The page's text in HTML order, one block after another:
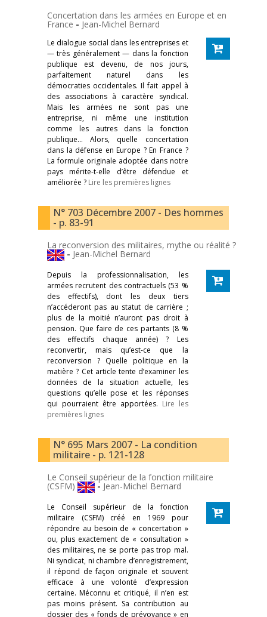
Concertation dans les armées en Europe et en
France - Jean-Michel Bernard
Le dialogue social dans les entreprises et
— très généralement — dans la fonction
publique est devenu, de nos jours,
parfaitement naturel dans les
démocraties occidentales. Il fait appel à
des associations à caractère syndical.
Mais les armées ne sont pas une
entreprise, ni même une institution
comme les autres dans la fonction
publique… Alors, quelle concertation
dans la défense en Europe ? En France ?
La formule originale adoptée dans notre
pays mérite-t-elle d’être défendue et
améliorée ? Lire les premières lignes
N° 703 Décembre 2007 - Des hommes
- p. 83-91
La reconversion des militaires, mythe ou réalité ?
- Jean-Michel Bernard
Depuis la professionnalisation, les
armées recrutent des contractuels (53 %
des effectifs), dont les deux tiers
n’accéderont pas au statut de carrière ;
plus de la moitié n’auront pas droit à
pension. Que faire de ces partants (8 %
des effectifs chaque année) ? Les
reconvertir, mais qu’est-ce que la
reconversion ? Quelle politique en la
matière ? Cet article tente d’examiner les
données de la situation actuelle, les
questions qu’elle pose et les réponses
qui pourraient être apportées. Lire les
premières lignes
N° 695 Mars 2007 - La condition
militaire - p. 121-128
Le Conseil supérieur de la fonction militaire
(CSFM)
- Jean-Michel Bernard
Le Conseil supérieur de la fonction
militaire (CSFM) créé en 1969 pour
répondre au besoin de « concertation »
ou, plus exactement de « consultation »
des militaires, ne se porte pas trop mal.
Ni syndicat, ni chambre d’enregistrement,
il répond de façon originale et souvent
efficace à une volonté d’expression
certaine. Méconnu et critiqué, il n’en est
pas moins présent. Sa contribution au
dossier des « fonds de prévoyance » en